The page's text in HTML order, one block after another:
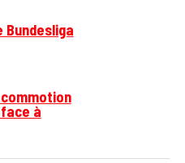
commotion
à